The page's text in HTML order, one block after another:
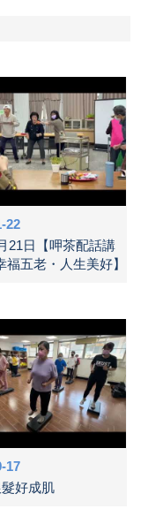
22
21日【呷茶配話講
福五老・人生美好】
17
好成肌